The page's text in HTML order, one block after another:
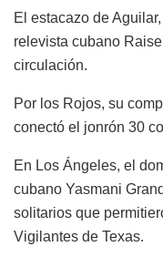
El estacazo de
relevista cubano
circulación.
Por los Rojos, su
conectó el jonrón 30
En Los Ángeles, el
cubano Yasmani
solitarios que
Vigilantes de Texas.